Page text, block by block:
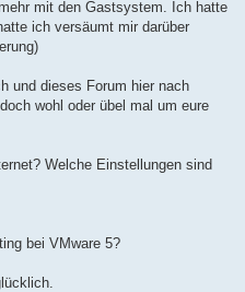
mit den Gastsystem. Ich hatte
ich versäumt mir darüber
und dieses Forum hier nach
wohl oder übel mal um eure
Welche Einstellungen sind
bei VMware 5?